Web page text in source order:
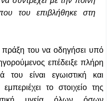
του επιβλήθηκε στη
πράξη του να οδηγήσει υπό
επέδειξε πλήρη
του είναι εγωιστική και
το στοιχείο της